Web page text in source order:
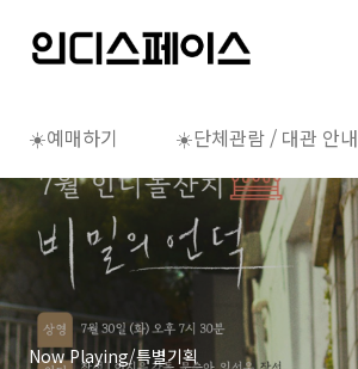
☀️예매하기 ☀️단체관람 / 대관 안내
Now Playing/특별기획